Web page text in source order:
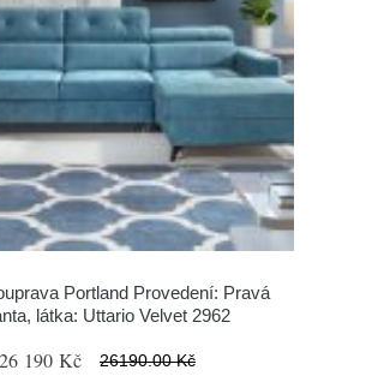
Portland Provedení: Pravá
látka: Uttario Velvet 2962
26 190 Kč 26190.00 Kč